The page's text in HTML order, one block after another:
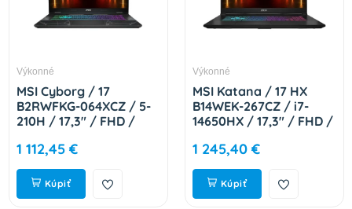
Výkonné
MSI Cyborg / 17
B2RWFKG-064XCZ / 5-
210H / 17,3" / FHD /
/ DOS / Black / 2R 9S7-
17U332-064
1 112,45 €
Kúpiť
Výkonné
MSI Katana / 17 HX
B14WEK-267CZ / i7-
14650HX / 17,3" / FHD /
/ W11H / Black / 2R
9S7-17L791-267
1 245,40 €
Kúpiť